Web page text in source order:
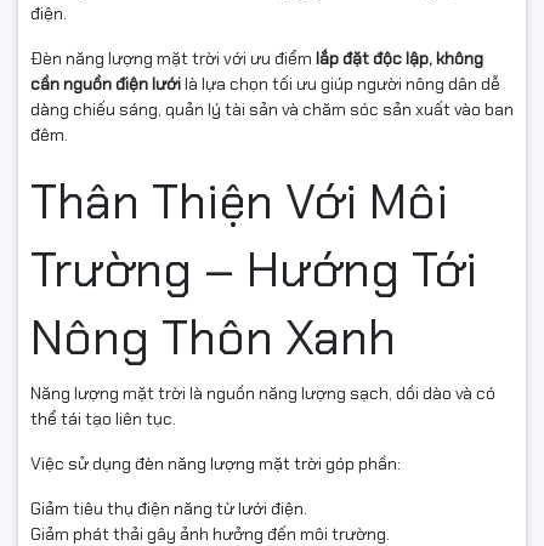
điện.
Đèn năng lượng mặt trời với ưu điểm lắp đặt độc lập, không
cần nguồn điện lướilà lựa chọn tối ưu giúp người nông dân dễ
dàng chiếu sáng, quản lý tài sản và chăm sóc sản xuất vào ban
đêm.
Thân Thiện Với Môi
Trường – Hướng Tới
Nông Thôn Xanh
Năng lượng mặt trời là nguồn năng lượng sạch, dồi dào và có
thể tái tạo liên tục.
Việc sử dụng đèn năng lượng mặt trời góp phần:
Giảm tiêu thụ điện năng từ lưới điện.
Giảm phát thải gây ảnh hưởng đến môi trường.